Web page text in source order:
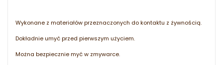
Wykonane z materiałów przeznaczonych do kontaktu z żywnością.
Dokładnie umyć przed pierwszym użyciem.
Można bezpiecznie myć w zmywarce.